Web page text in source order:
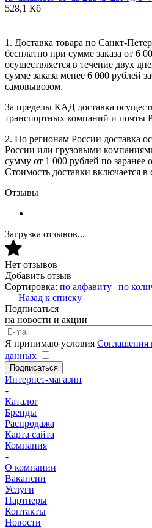
528,1 Кб
1. Доставка товара по Санкт-
бесплатно при сумме заказа от 6
осуществляется в течение двух
сумме заказа менее 6 000 рублей
самовывозом.
За пределы КАД доставка
транспортных компаний и почты
2. По регионам России доставка
России или грузовыми
сумму от 1 000 рублей по заранее
Стоимость доставки включается в
Отзывы
Загрузка отзывов...
Нет отзывов
Добавить отзыв
Сортировка: по алфавиту | по
Назад к списку
Подписаться
на новости и акции
Я принимаю условия Соглашения
данных
Подписаться
Интернет-магазин
Каталог
Бренды
Распродажа
Карта сайта
Компания
О компании
Вакансии
Услуги
Партнеры
Контакты
Новости